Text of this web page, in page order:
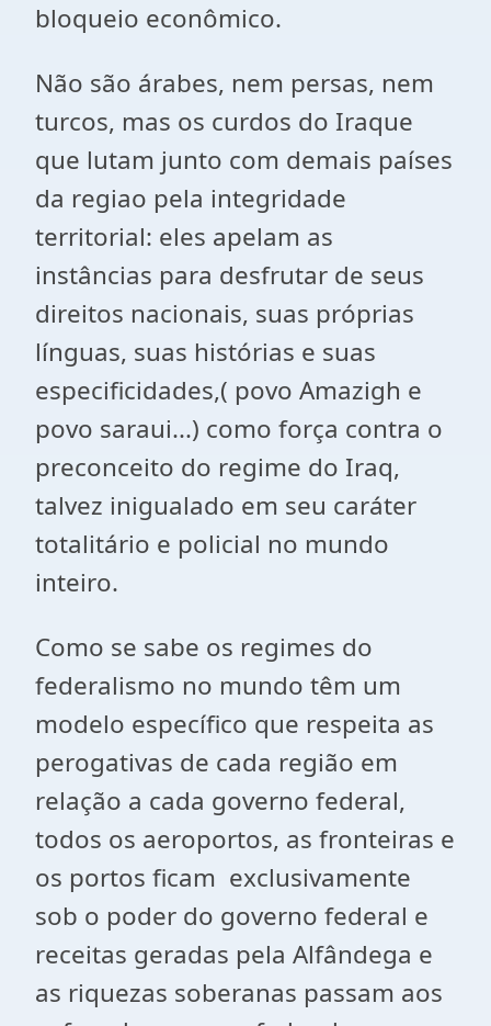
bloqueio econômico.
Não são árabes, nem persas, nem
turcos, mas os curdos do Iraque
que lutam junto com demais países
da regiao pela integridade
territorial: eles apelam as
instâncias para desfrutar de seus
direitos nacionais, suas próprias
línguas, suas histórias e suas
especificidades,( povo Amazigh e
povo saraui...) como força contra o
preconceito do regime do Iraq,
talvez inigualado em seu caráter
totalitário e policial no mundo
inteiro.
Como se sabe os regimes do
federalismo no mundo têm um
modelo específico que respeita as
perogativas de cada região em
relação a cada governo federal,
todos os aeroportos, as fronteiras e
os portos ficam exclusivamente
sob o poder do governo federal e
receitas geradas pela Alfândega e
as riquezas soberanas passam aos